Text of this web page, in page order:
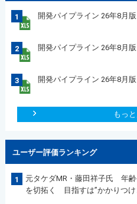
1 開発パイプライン 26年8月
2 開発パイプライン 26年8月
3 開発パイプライン 26年8月
もっ
ユーザー評価ランキング
1
元タケダMR・藤田祥子氏 年
を切拓く 目指すは”かかりつけ